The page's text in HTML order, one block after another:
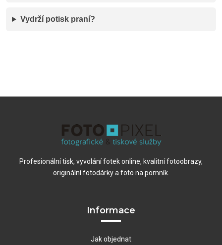
Vydrží potisk praní?
Profesionální tisk, vyvolání fotek online, kvalitní fotoobrazy,
originální fotodárky a foto na pomník.
Informace
Jak objednat